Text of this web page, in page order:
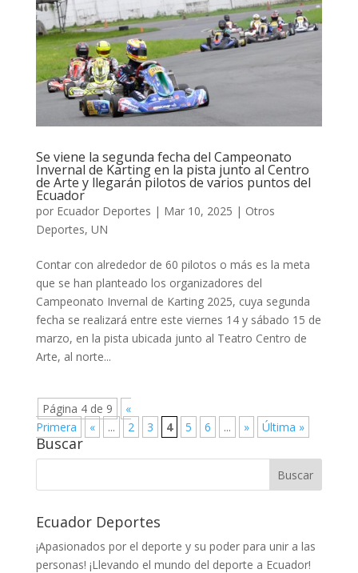
Se viene la segunda fecha del Campeonato
Invernal de Karting en la pista junto al Centro
de Arte y llegarán pilotos de varios puntos del
Ecuador
por Ecuador Deportes | Mar 10, 2025 | Otros
Deportes, UN
Contar con alrededor de 60 pilotos o más es la meta
que se han planteado los organizadores del
Campeonato Invernal de Karting 2025, cuya segunda
fecha se realizará entre este viernes 14 y sábado 15 de
marzo, en la pista ubicada junto al Teatro Centro de
Arte, al norte...
Página 4 de 9
«
Primera
« ... 2 3 4 5 6 ... » Última »
Buscar
Ecuador Deportes
¡Apasionados por el deporte y su poder para unir a las
personas! ¡Llevando el mundo del deporte a Ecuador!